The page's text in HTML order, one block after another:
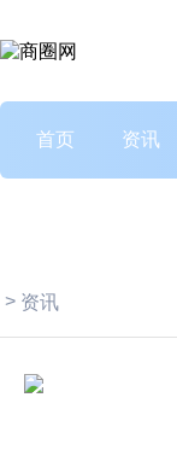
首页 资讯
> 资讯